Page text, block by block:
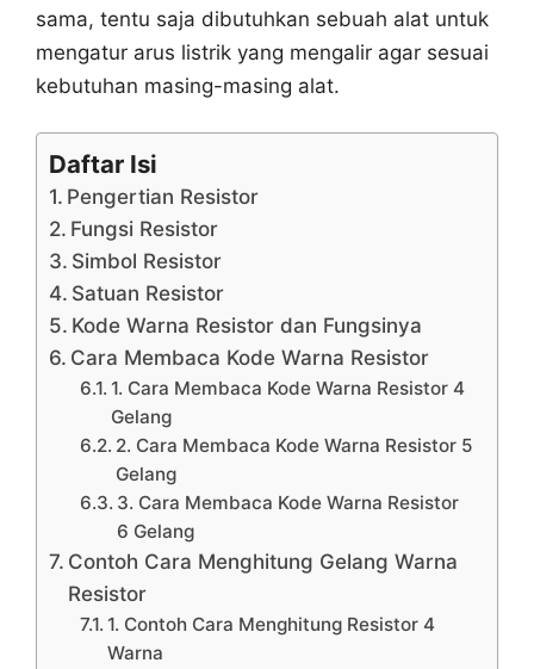
sama, tentu saja dibutuhkan sebuah alat untuk
mengatur arus listrik yang mengalir agar sesuai
kebutuhan masing-masing alat.
Daftar Isi
Pengertian Resistor
Fungsi Resistor
Simbol Resistor
Satuan Resistor
Kode Warna Resistor dan Fungsinya
Cara Membaca Kode Warna Resistor
1. Cara Membaca Kode Warna Resistor 4
Gelang
2. Cara Membaca Kode Warna Resistor 5
Gelang
3. Cara Membaca Kode Warna Resistor
6 Gelang
Contoh Cara Menghitung Gelang Warna
Resistor
1. Contoh Cara Menghitung Resistor 4
Warna